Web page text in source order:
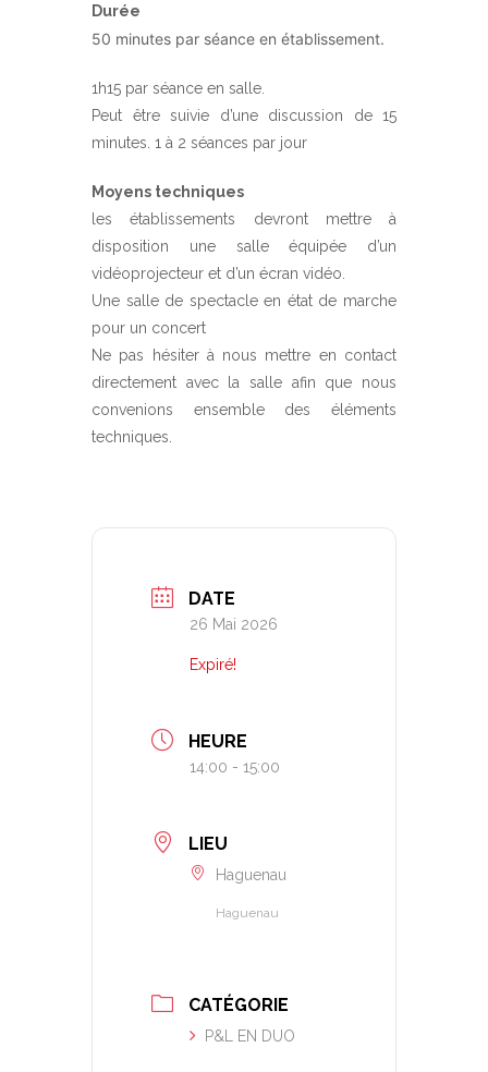
Durée
50 minutes par séance en établissement.
1h15 par séance en salle.
Peut être suivie d’une discussion de 15
minutes. 1 à 2 séances par jour
Moyens techniques
les établissements devront mettre à
disposition une salle équipée d’un
vidéoprojecteur et d’un écran vidéo.
Une salle de spectacle en état de marche
pour un concert
Ne pas hésiter à nous mettre en contact
directement avec la salle afin que nous
convenions ensemble des éléments
techniques.
DATE
26 Mai 2026
Expiré!
HEURE
14:00 - 15:00
LIEU
Haguenau
Haguenau
CATÉGORIE
P&L EN DUO